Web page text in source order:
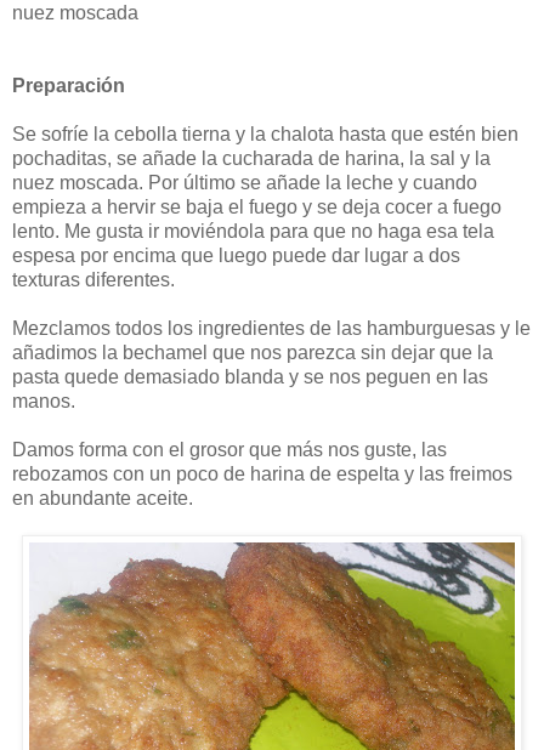
nuez moscada
Preparación
Se sofríe la cebolla tierna y la chalota hasta que estén bien
pochaditas, se añade la cucharada de harina, la sal y la
nuez moscada. Por último se añade la leche y cuando
empieza a hervir se baja el fuego y se deja cocer a fuego
lento. Me gusta ir moviéndola para que no haga esa tela
espesa por encima que luego puede dar lugar a dos
texturas diferentes.
Mezclamos todos los ingredientes de las hamburguesas y le
añadimos la bechamel que nos parezca sin dejar que la
pasta quede demasiado blanda y se nos peguen en las
manos.
Damos forma con el grosor que más nos guste, las
rebozamos con un poco de harina de espelta y las freimos
en abundante aceite.